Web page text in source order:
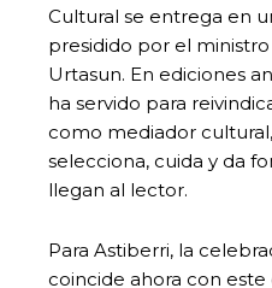
Cultural se entrega en
presidido por el
Urtasun. En ediciones
ha servido para
como mediador
selecciona, cuida y da
llegan al lector.
Para Astiberri, la
coincide ahora con